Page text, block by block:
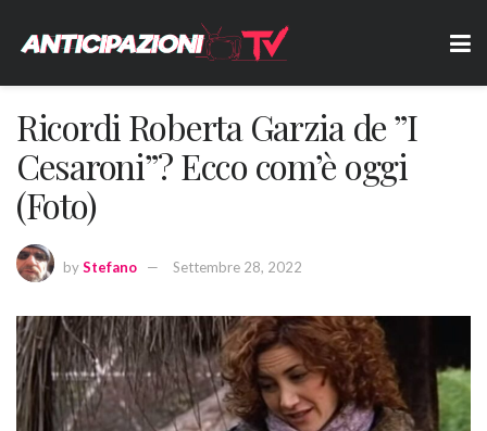
Ricordi Roberta Garzia de ”I
Cesaroni”? Ecco com’è oggi
(Foto)
byStefano Settembre 28, 2022